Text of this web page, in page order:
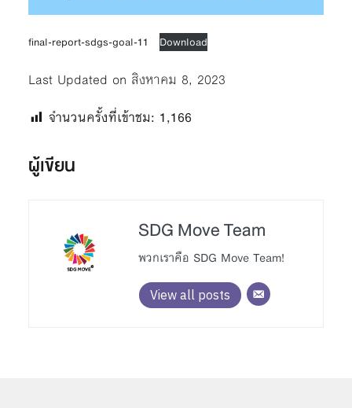
final-report-sdgs-goal-11 Download
Last Updated on สิงหาคม 8, 2023
จำนวนครั้งที่เข้าชม: 1,166
ผู้เขียน
SDG Move Team
พวกเราคือ SDG Move Team!
View all posts